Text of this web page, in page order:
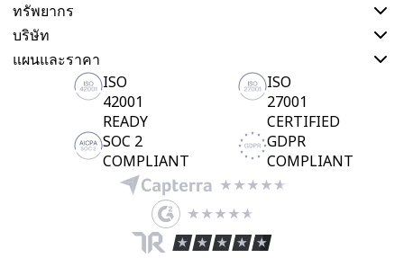
ทรัพยากร
บริษัท
แผนและราคา
ISO
42001
READY
ISO
27001
CERTIFIED
SOC 2
COMPLIANT
GDPR
COMPLIANT